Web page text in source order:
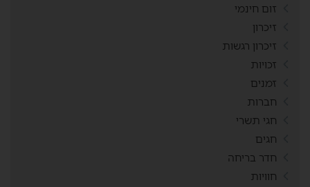
זום חינמי
זיכרון
זיכרון רגשות
זכויות
זמנים
חברות
חגי תשרי
חגים
חדר בריחה
חוויות